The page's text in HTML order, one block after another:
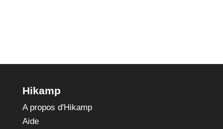
Hikamp
A propos d'Hikamp
Aide